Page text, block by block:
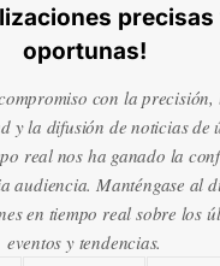
precisas
oportunas!
con la precisión,
y la difusión de noticias de
real nos ha ganado la
audiencia. Manténgase al
en tiempo real sobre los
eventos y tendencias.